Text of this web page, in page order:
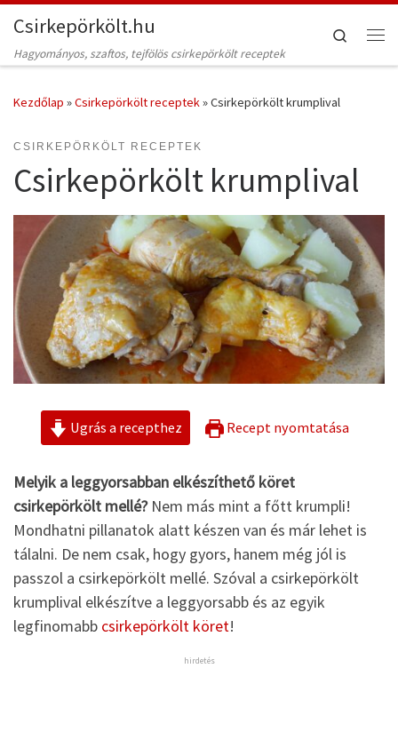
Skip to content
Csirkepörkölt.hu
Hagyományos, szaftos, tejfölös csirkepörkölt receptek
Search
Kezdőlap »Csirkepörkölt receptek »Csirkepörkölt krumplival
CSIRKEPÖRKÖLT RECEPTEK
Csirkepörkölt krumplival
Ugrás a recepthez Recept nyomtatása
Melyik a leggyorsabban elkészíthető köret
csirkepörkölt mellé?Nem más mint a főtt krumpli!
Mondhatni pillanatok alatt készen van és már lehet is
tálalni. De nem csak, hogy gyors, hanem még jól is
passzol a csirkepörkölt mellé. Szóval a csirkepörkölt
krumplival elkészítve a leggyorsabb és az egyik
legfinomabb csirkepörkölt köret!
hirdetés